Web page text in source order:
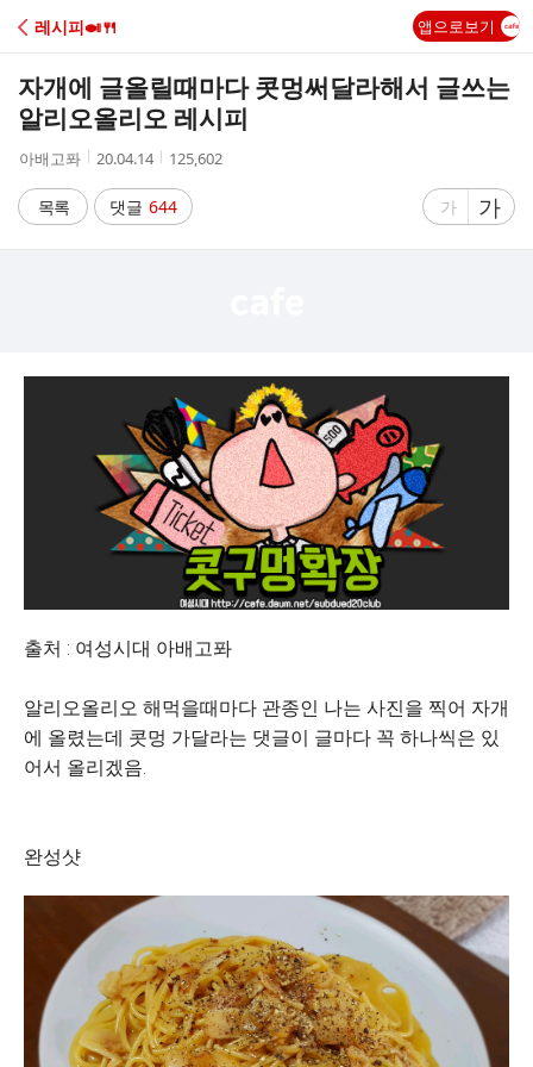
C
A
레시피🍛🍴 앱으로보기
자개에 글올릴때마다 콧멍써달라해서 글쓰는
알리오올리오 레시피
작
자
아배고퐈
작
시
간
20.04.14
조
수
125,602
목록 댓글 644
글
게
가
글
자
게
가
출처 : 여성시대 아배고퐈
알리오올리오 해먹을때마다 관종인 나는 사진을 찍어 자개
에 올렸는데 콧멍 가달라는 댓글이 글마다 꼭 하나씩은 있
어서 올리겠음.
완성샷